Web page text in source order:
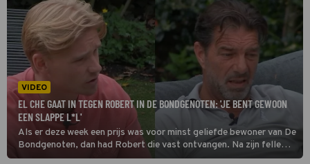
VIDEO
EL CHE GAAT IN TEGEN ROBERT IN DE BONDGENOTEN: 'JE BENT GEWOON
EEN SLAPPE L*L'
Als er deze week een prijs was voor minst geliefde bewoner van De
Bondgenoten, dan had Robert die vast ontvangen. Na zijn felle
woordenwisseling met Esther krijgt hij het in de bovenstaande